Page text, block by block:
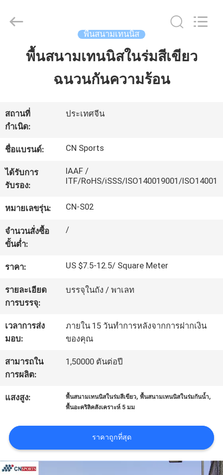
บ้าน
เกี่ยว
กับ
เรา
ทัวร์
โรงงาน
คุณภาพ
ติดต่อ
เรา
ขอ
เสนอ
ราคา
Materials
พื้นสนามเทนนิส
พื้นสนามเทนนิสในร่มสีเขียว
ฉนวนกันความร้อน
สถานที่
กำเนิด:
ประเทศจีน
ชื่อแบรนด์: CN Sports
ได้รับการ
รับรอง:
IAAF /
ITF/RoHS/iSSS/ISO140019001/ISO14001
หมายเลขรุ่น: CN-S02
จำนวนสั่งซื้อ
ขั้นต่ำ:
/
ราคา: US $7.5-12.5/ Square Meter
รายละเอียด
การบรรจุ:
บรรจุในถัง / พาเลท
เวลาการส่ง
มอบ:
ภายใน 15 วันทำการหลังจากการฝากเงิน
ของคุณ
สามารถใน
การผลิต:
1,50000 ตันต่อปี
แสงสูง: พื้นสนามเทนนิสในร่มสีเขียว,พื้นสนามเทนนิสในร่มกันน้ำ,
พื้นอะคริลิคสังเคราะห์ 5 มม
ราคาถูกที่สุด